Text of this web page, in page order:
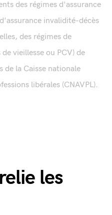
des régimes d'assurance
invalidité-décès
des régimes de
vieillesse ou PCV) de
de la Caisse nationale
libérales (CNAVPL).
les